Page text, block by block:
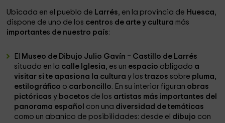
Ubicada en el pueblo de Larrés, en la provincia de Huesca,
dispone de uno de los centros de arte y cultura más
importantes de nuestro país:
El
Museo de Dibujo Julio Gavín – Castillo de Larrés
situado en la calle Iglesia, es un espacio obligado a
visitar si te apasiona la culturay los trazos sobre pluma,
estilográfico o carboncillo. En su interior figuran obras
pictóricasy bocetos de los artistas más importantes del
panorama español con una diversidad de temáticas
como un abanico de posibilidades: desde el dibujo con